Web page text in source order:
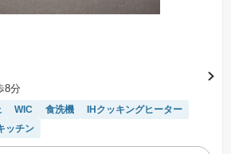
8分
WIC 食洗機
IHクッキングヒーター
ッチン